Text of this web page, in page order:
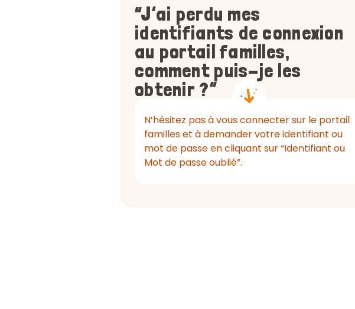
“J’ai perdu mes
identifiants de connexion
au portail familles,
comment puis-je les
obtenir ?”
N’hésitez pas à vous connecter sur le portail
familles et à demander votre identifiant ou
mot de passe en cliquant sur “Identifiant ou
Mot de passe oublié”.